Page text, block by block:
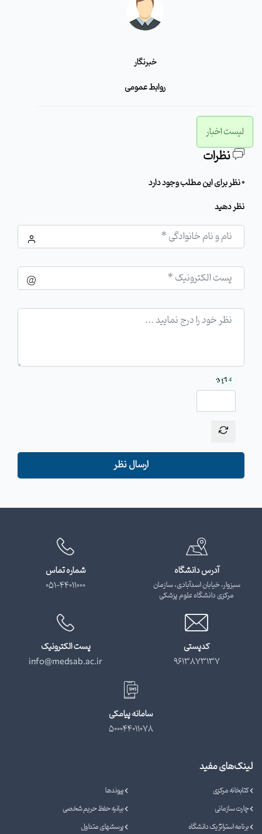
خبرنگار
روابط عمومی
لیست اخبار
نظرات
0 نظر برای این مطلب وجود دارد
نظر دهید
ارسال نظر
آدرس دانشگاه
سبزوار، خیابان اسدآبادی، سازمان
مرکزی دانشگاه علوم پزشکی
شماره تماس
051-44011000
کدپستی
9613873137
پست الکترونیک
info@medsab.ac.ir
سامانه پیامکی
500044011078
لینک‌های مفید
کتابخانه مرکزی
پیوندها
چارت سازمانی
بیانیه حفظ حریم شخصی
برنامه استراتژیک دانشگاه
پرسشهای متداول